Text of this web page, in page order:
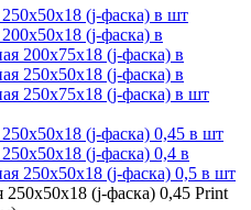
(j-фаска) в шт
(j-фаска) в
200х75х18 (j-фаска) в
250х50х18 (j-фаска) в
250х75х18 (j-фаска) в шт
(j-фаска) 0,45 в шт
(j-фаска) 0,4 в
250х50х18 (j-фаска) 0,5 в шт
(j-фаска) 0,45 Print